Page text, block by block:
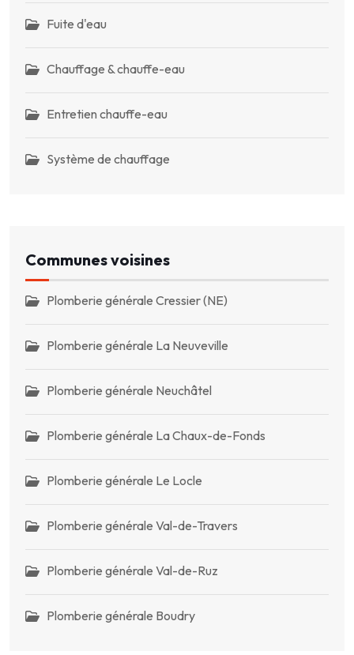
Fuite d'eau
Chauffage & chauffe-eau
Entretien chauffe-eau
Système de chauffage
Communes voisines
Plomberie générale Cressier (NE)
Plomberie générale La Neuveville
Plomberie générale Neuchâtel
Plomberie générale La Chaux-de-Fonds
Plomberie générale Le Locle
Plomberie générale Val-de-Travers
Plomberie générale Val-de-Ruz
Plomberie générale Boudry